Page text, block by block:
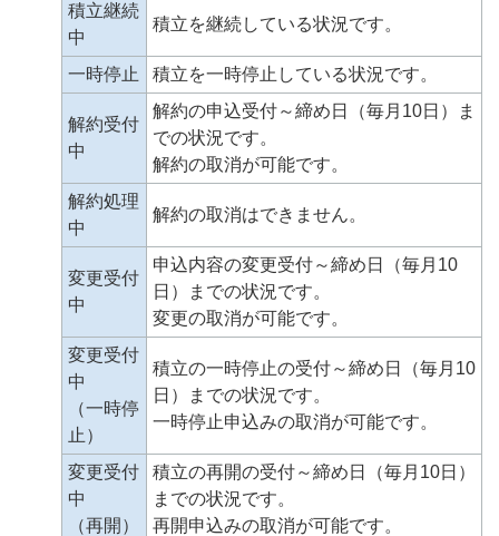
積立継続
中
積立を継続している状況です。
一時停止 積立を一時停止している状況です。
解約受付
中
解約の申込受付～締め日（毎月10日）ま
での状況です。
解約の取消が可能です。
解約処理
中
解約の取消はできません。
変更受付
中
申込内容の変更受付～締め日（毎月10
日）までの状況です。
変更の取消が可能です。
変更受付
中
（一時停
止）
積立の一時停止の受付～締め日（毎月10
日）までの状況です。
一時停止申込みの取消が可能です。
変更受付
中
（再開）
積立の再開の受付～締め日（毎月10日）
までの状況です。
再開申込みの取消が可能です。